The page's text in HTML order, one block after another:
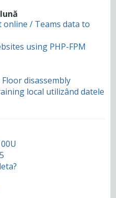
/ Teams data to
using PHP-FPM
disassembly
local utilizând datele